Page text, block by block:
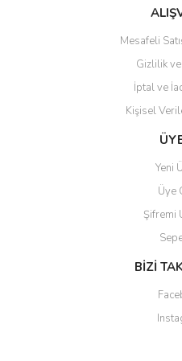
Mesafeli
Gizlilik
İptal ve
Kişisel
Yeni
Üye
Şifremi
BİZİ